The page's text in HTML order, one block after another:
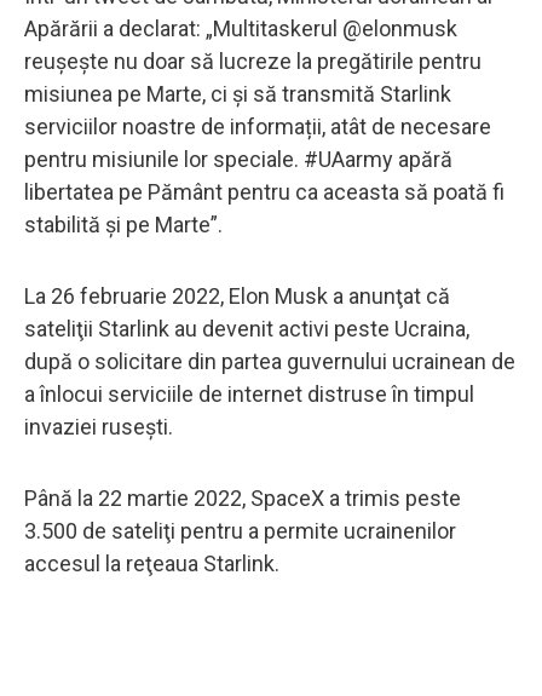
Apărării a declarat: „Multitaskerul @elonmusk
reușește nu doar să lucreze la pregătirile pentru
misiunea pe Marte, ci și să transmită Starlink
serviciilor noastre de informații, atât de necesare
pentru misiunile lor speciale. #UAarmy apără
libertatea pe Pământ pentru ca aceasta să poată fi
stabilită și pe Marte”.
La 26 februarie 2022, Elon Musk a anunţat că
sateliţii Starlink au devenit activi peste Ucraina,
după o solicitare din partea guvernului ucrainean de
a înlocui serviciile de internet distruse în timpul
invaziei rusești.
Până la 22 martie 2022, SpaceX a trimis peste
3.500 de sateliţi pentru a permite ucrainenilor
accesul la reţeaua Starlink.